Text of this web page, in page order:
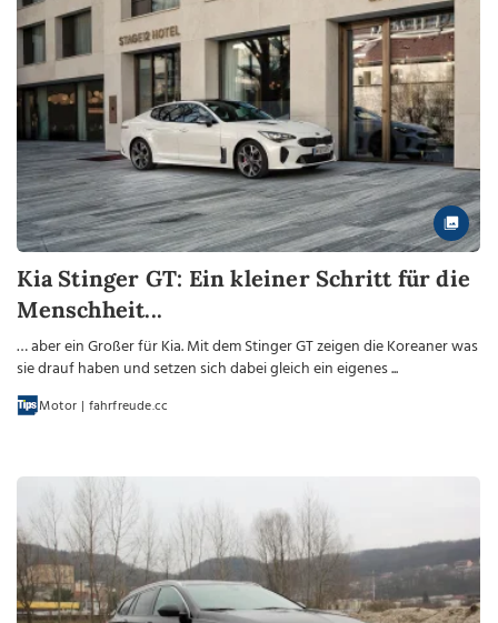
Kia Stinger GT: Ein kleiner Schritt für die
Menschheit...
… aber ein Großer für Kia. Mit dem Stinger GT zeigen die Koreaner was
sie drauf haben und setzen sich dabei gleich ein eigenes ...
Motor | fahrfreude.cc